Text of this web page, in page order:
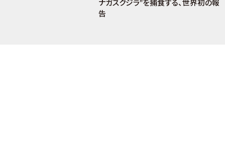
ナガスクジラ”を捕食する、世界初の報
告